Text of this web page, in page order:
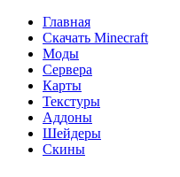
Главная
Скачать Minecraft
Моды
Сервера
Карты
Текстуры
Аддоны
Шейдеры
Скины